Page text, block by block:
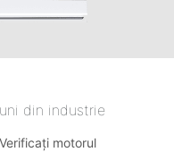
din industrie
motorul